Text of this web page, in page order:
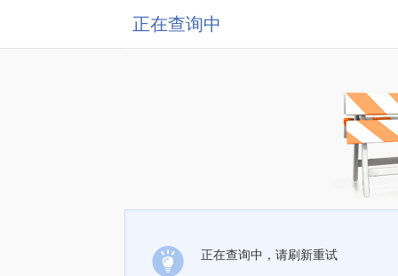
正在查询中
正在查询中，请刷新重试